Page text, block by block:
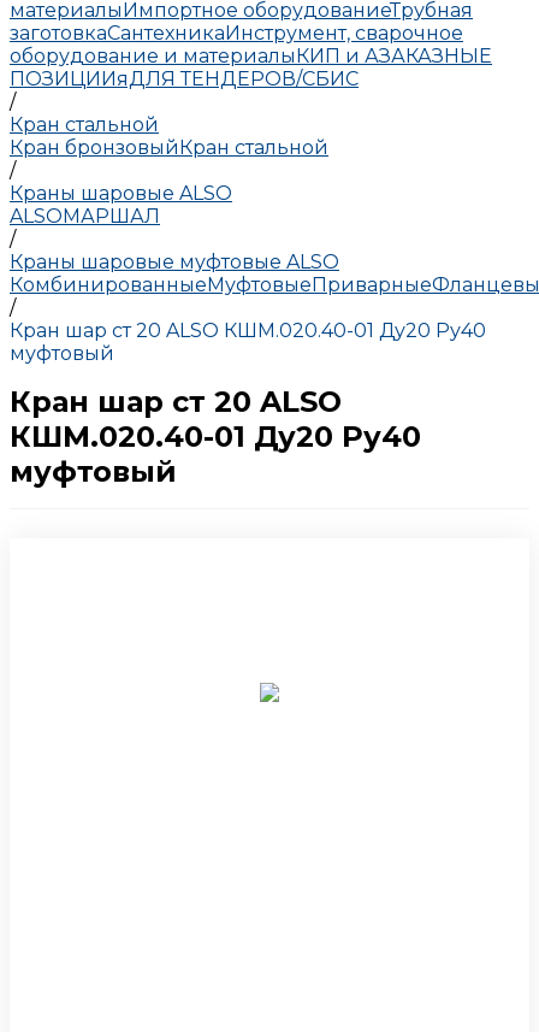
материалыИмпортное оборудованиеТрубная
заготовкаСантехникаИнструмент, сварочное
оборудование и материалыКИП и АЗАКАЗНЫЕ
ПОЗИЦИИяДЛЯ ТЕНДЕРОВ/СБИС
/
Кран стальной
Кран бронзовыйКран стальной
/
Краны шаровые ALSO
ALSOМАРШАЛ
/
Краны шаровые муфтовые ALSO
КомбинированныеМуфтовыеПриварные
/
Кран шар ст 20 ALSO КШМ.020.40-01 Ду20 Ру40
муфтовый
Кран шар ст 20 ALSO
КШМ.020.40-01 Ду20 Ру40
муфтовый